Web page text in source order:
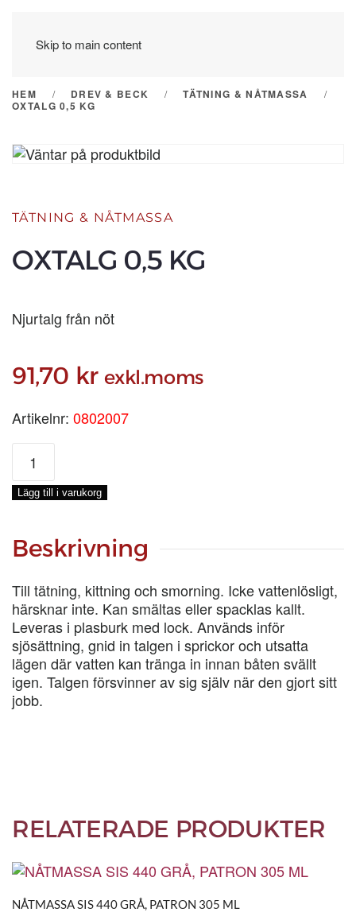
Skip to main content
HEM DREV & BECK
TÄTNING & NÅTMASSA
OXTALG 0,5 KG
TÄTNING & NÅTMASSA
OXTALG 0,5 KG
Njurtalg från nöt
91,70 kr exkl.moms
Artikelnr: 0802007
OXTALG
KG
mängd
Lägg till i varukorg
Beskrivning
Till tätning, kittning och smorning. Icke vattenlösligt,
härsknar inte. Kan smältas eller spacklas kallt.
Leveras i plasburk med lock. Används inför
sjösättning, gnid in talgen i sprickor och utsatta
lägen där vatten kan tränga in innan båten svällt
igen. Talgen försvinner av sig själv när den gjort sitt
jobb.
RELATERADE PRODUKTER
NÅTMASSA SIS 440 GRÅ, PATRON 305 ML